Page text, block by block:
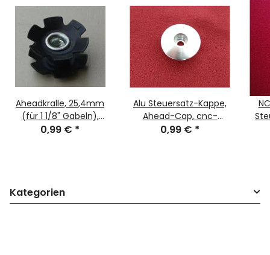
Aheadkralle, 25,4mm
(für 1 1/8" Gabeln),
schwarz, NEU
0,99 € *
Alu Steuersatz-Kappe,
Ahead-Cap, cnc-
gefräßt, 1 1/8", silber,
0,99 € *
Kategorien